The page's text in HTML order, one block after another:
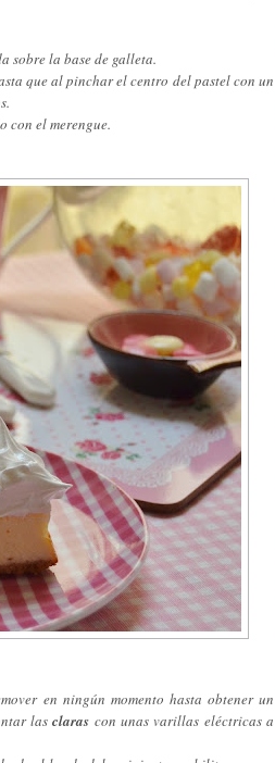
sobre la base de galleta.
que al pinchar el centro del pastel con un
con el merengue.
en ningún momento hasta obtener un
lasclaras con unas varillas eléctricas a